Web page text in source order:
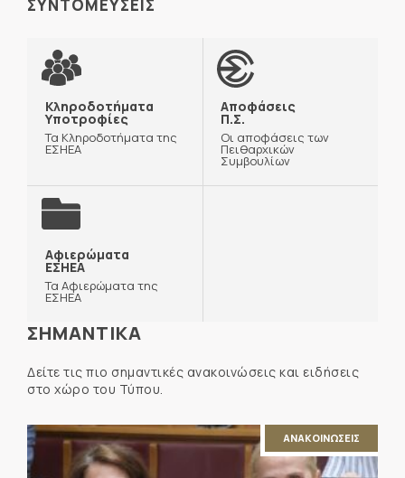
ΣΥΝΤΟΜΕΥΣΕΙΣ
Κληροδοτήματα
Υποτροφίες
Τα Κληροδοτήματα της
ΕΣΗΕΑ
Αποφάσεις
Π.Σ.
Οι αποφάσεις των
Πειθαρχικών
Συμβουλίων
Αφιερώματα
ΕΣΗΕΑ
Τα Αφιερώματα της
ΕΣΗΕΑ
ΣΗΜΑΝΤΙΚΑ
Δείτε τις πιο σημαντικές ανακοινώσεις και ειδήσεις
στο χώρο του Τύπου.
ΑΝΑΚΟΙΝΩΣΕΙΣ